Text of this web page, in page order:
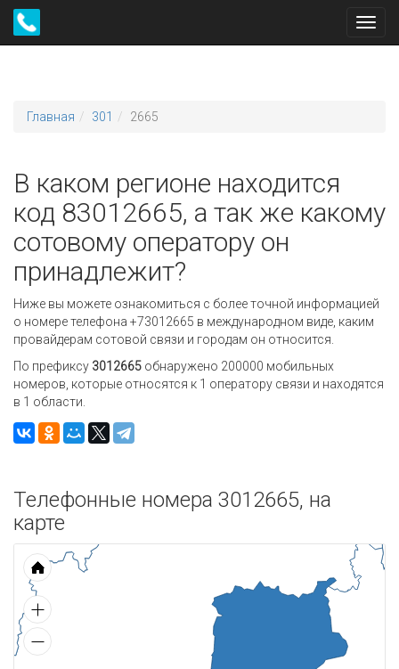
Главная 301 2665
В каком регионе находится
код 83012665, а так же какому
сотовому оператору он
принадлежит?
Ниже вы можете ознакомиться с более точной информацией
о номере телефона +73012665 в международном виде, каким
провайдерам сотовой связи и городам он относится.
По префиксу 3012665 обнаружено 200000 мобильных
номеров, которые относятся к 1 оператору связи и находятся
в 1 области.
Телефонные номера 3012665, на
карте